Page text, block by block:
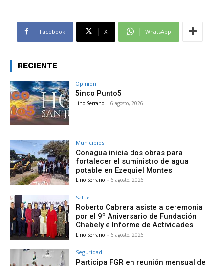
Facebook X WhatsApp
RECIENTE
Opinión
5inco Punto5
Lino Serrano - 6 agosto, 2026
Municipios
Conagua inicia dos obras para
fortalecer el suministro de agua
potable en Ezequiel Montes
Lino Serrano - 6 agosto, 2026
Salud
Roberto Cabrera asiste a ceremonia
por el 9º Aniversario de Fundación
Chabely e Informe de Actividades
Lino Serrano - 6 agosto, 2026
Seguridad
Participa FGR en reunión mensual de